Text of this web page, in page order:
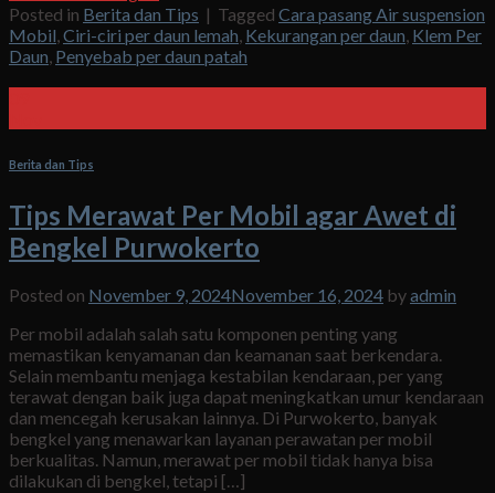
Posted in Berita dan Tips | Tagged Cara pasang Air suspension
Mobil Ciri-ciri per daun lemah Kekurangan per daun Klem Per
Daun Penyebab per daun patah
Berita dan Tips
Tips Merawat Per Mobil agar Awet di
Bengkel Purwokerto
Posted on November 9, 2024November 16, 2024 byadmin
Per mobil adalah salah satu komponen penting yang
memastikan kenyamanan dan keamanan saat berkendara.
Selain membantu menjaga kestabilan kendaraan, per yang
terawat dengan baik juga dapat meningkatkan umur kendaraan
dan mencegah kerusakan lainnya. Di Purwokerto, banyak
bengkel yang menawarkan layanan perawatan per mobil
berkualitas. Namun, merawat per mobil tidak hanya bisa
dilakukan di bengkel, tetapi […]